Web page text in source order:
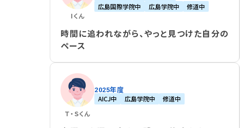
Iくん
広島国際学院中
広島学院中 修道中
時間に追われながら、やっと見つけた自分の
ペース
Ｔ・Ｓくん
2025年度
AICJ中 広島学院中 修道中